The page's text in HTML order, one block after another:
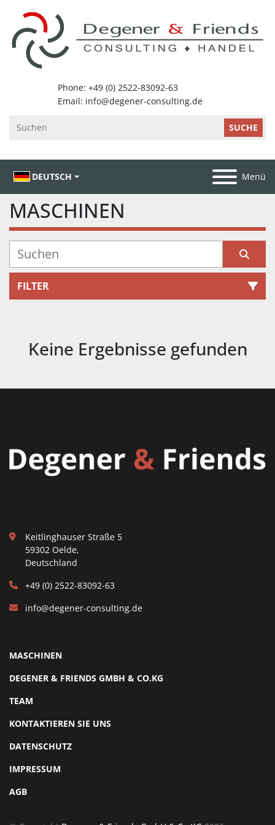
SUCHE
DEUTSCH Menü
MASCHINEN
FILTER
Sortieren nach
Keine Ergebnisse gefunden
Keitlinghauser Straße 5
59302 Oelde,
Deutschland
+49 (0) 2522-83092-63
info@degener-consulting.de
MASCHINEN
DEGENER & FRIENDS GMBH & CO.KG
TEAM
KONTAKTIEREN SIE UNS
DATENSCHUTZ
IMPRESSUM
AGB